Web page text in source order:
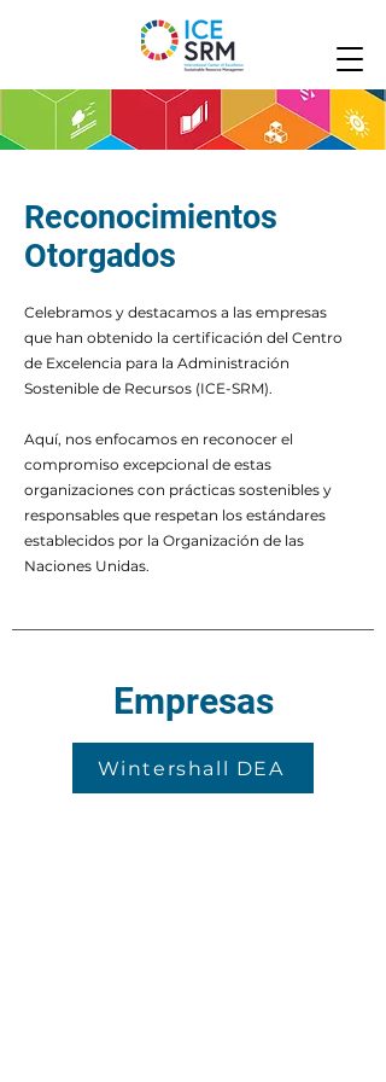
Reconocimientos
Otorgados
Celebramos y destacamos a las empresas
que han obtenido la certificación del Centro
de Excelencia para la Administración
Sostenible de Recursos (ICE-SRM).
Aquí, nos enfocamos en reconocer el
compromiso excepcional de estas
organizaciones con prácticas sostenibles y
responsables que respetan los estándares
establecidos por la Organización de las
Naciones Unidas.
Empresas
Wintershall DEA